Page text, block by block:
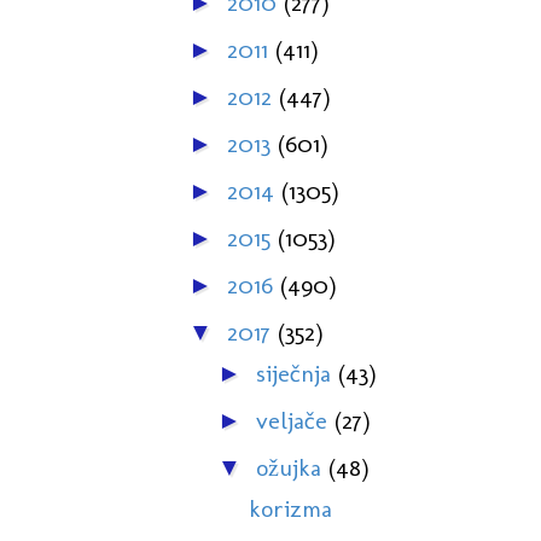
► 2011 (411)
► 2012 (447)
► 2013 (601)
► 2014 (1305)
► 2015 (1053)
► 2016 (490)
▼ 2017 (352)
► siječnja (43)
► veljače (27)
▼ ožujka (48)
korizma